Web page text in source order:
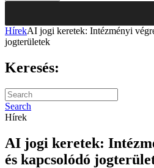
HírekAI jogi keretek: Intézményi
jogterületek
Keresés:
Search
Hírek
AI jogi keretek:
és kapcsolódó